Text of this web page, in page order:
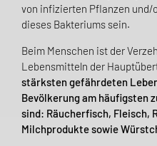
von infizierten Pflanzen
dieses Bakteriums sein.
Beim Menschen ist der
Lebensmitteln der
stärksten gefährdeten
Bevölkerung am häufigsten
sind: Räucherfisch, Fleisch,
Milchprodukte sowie